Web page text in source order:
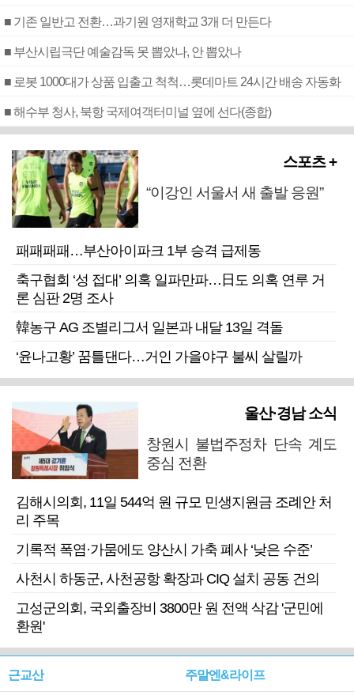
■ 기존 일반고 전환…과기원 영재학교 3개 더 만든다
■ 부산시립극단 예술감독 못 뽑았나, 안 뽑았나
■ 로봇 1000대가 상품 입출고 척척…롯데마트 24시간 배송 자동화
■ 해수부 청사, 북항 국제여객터미널 옆에 선다(종합)
스포츠 +
“이강인 서울서 새 출발 응원”
패패패패…부산아이파크 1부 승격 급제동
축구협회 ‘성 접대’ 의혹 일파만파…日도 의혹 연루 거
론 심판 2명 조사
韓농구 AG 조별리그서 일본과 내달 13일 격돌
‘윤나고황’ 꿈틀댄다…거인 가을야구 불씨 살릴까
울산·경남 소식
창원시 불법주정차 단속 계도
중심 전환
김해시의회, 11일 544억 원 규모 민생지원금 조례안 처
리 주목
기록적 폭염·가뭄에도 양산시 가축 폐사 ‘낮은 수준’
사천시 하동군, 사천공항 확장과 CIQ 설치 공동 건의
고성군의회, 국외출장비 3800만 원 전액 삭감 '군민에
환원'
근교산 주말엔&라이프